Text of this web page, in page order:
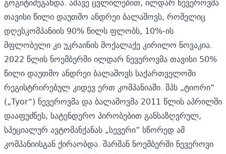
თავისი წილი დაუთმო ანდრეი ბალაშოვს, რომელიც
დღესკომპანიის 90% წილს ფლობს, 10%-ის
მფლობელი კი უკრაინის მოქალაქე კირილო ნოვაკია.
2022 წლის ნოემბერში ილდარ ნევეროვმა თავისი 50%
წილი დაუთმო ანდრეი ბალაშოვს საქართველოში
რეგისტრირებულ კიდევ ერთ კომპანიაში. შპს „ტიორი“
(„Tyor“) ნევეროვმა და ბალაშოვმა 2011 წლის აპრილში
დააფუძნეს, სატენდერო პირობებით განსაზღვრულ,
სპეციალურ ავტომანქანას „სევერი” სწორედ ამ
კომპანიისგან ქირაობდა. შარშან ნოემბერში ნევეროვი